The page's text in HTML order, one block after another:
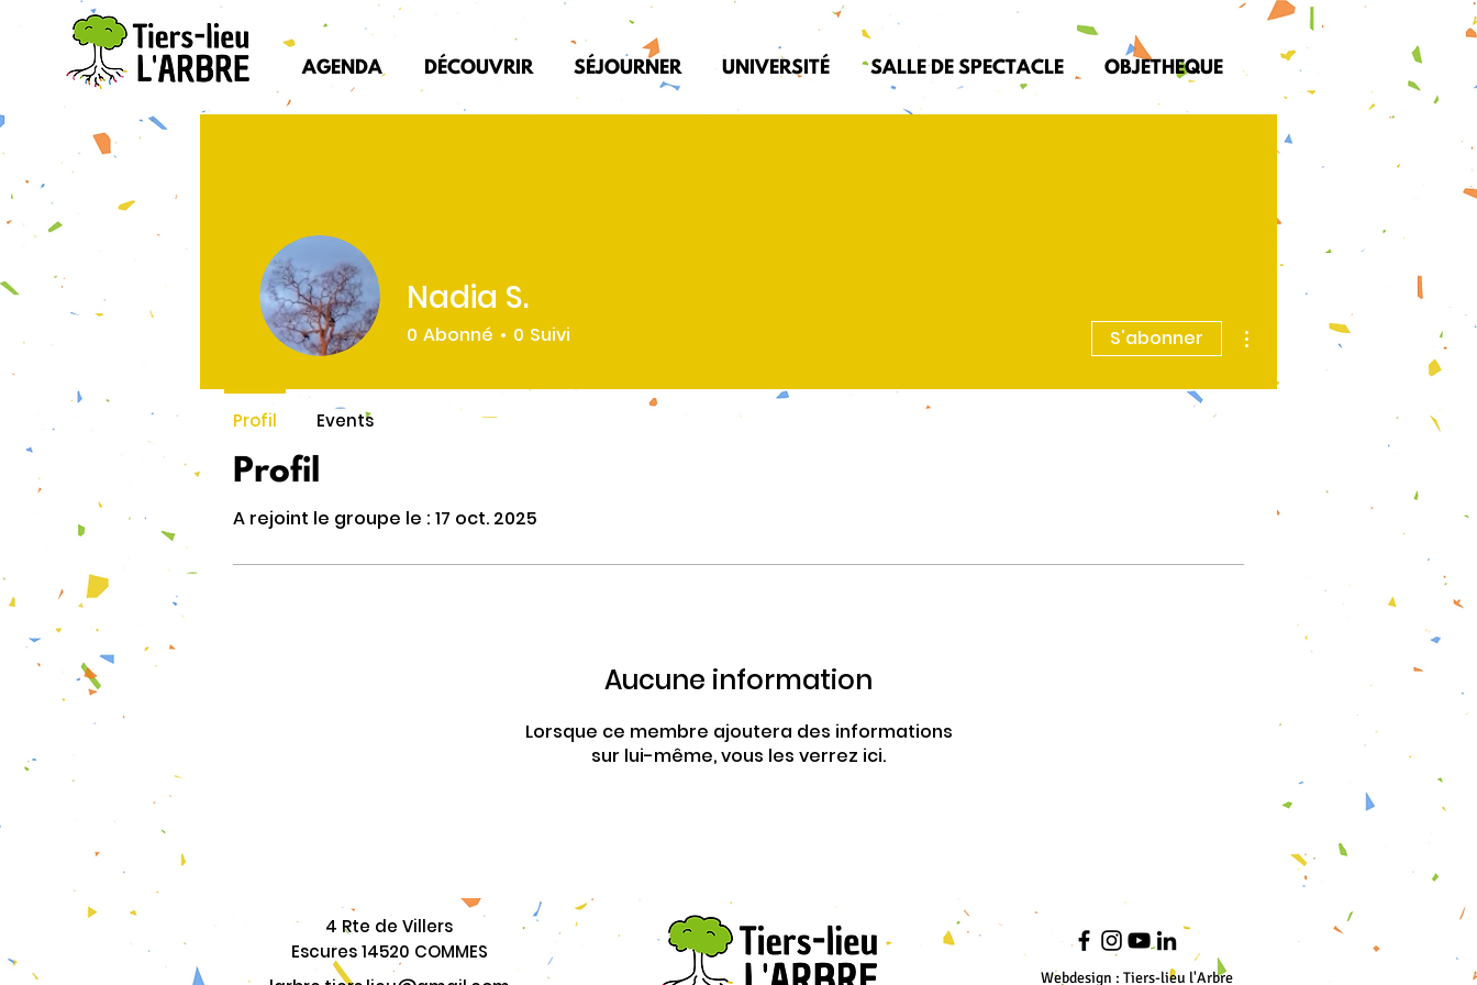
AGENDA DÉCOUVRIR SÉJOURNER UNIVERSITÉ SALLE DE SPECTACLE OBJETHEQUE
Profil
A rejoint le groupe le : 17 oct. 2025
Aucune information
Lorsque ce membre ajoutera des informations
sur lui-même, vous les verrez ici.
Nadia S.
0 Abonné 0 Suivi S'abonner
Profil Events
4 Rte de Villers
Escures 14520 COMMES
Webdesign : Tiers-lieu l'Arbre